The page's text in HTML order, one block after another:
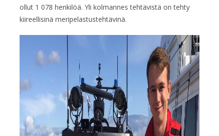
ollut 1 078 henkilöä. Yli kolmannes tehtävistä on tehty
kiireellisinä meripelastustehtävinä.